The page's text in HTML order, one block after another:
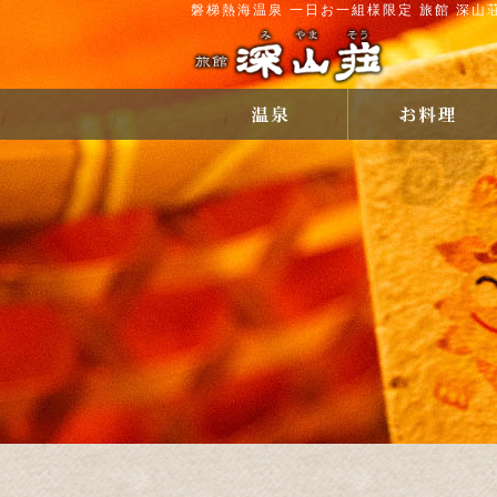
磐梯熱海温泉 一日お一組様限定 旅館 深山